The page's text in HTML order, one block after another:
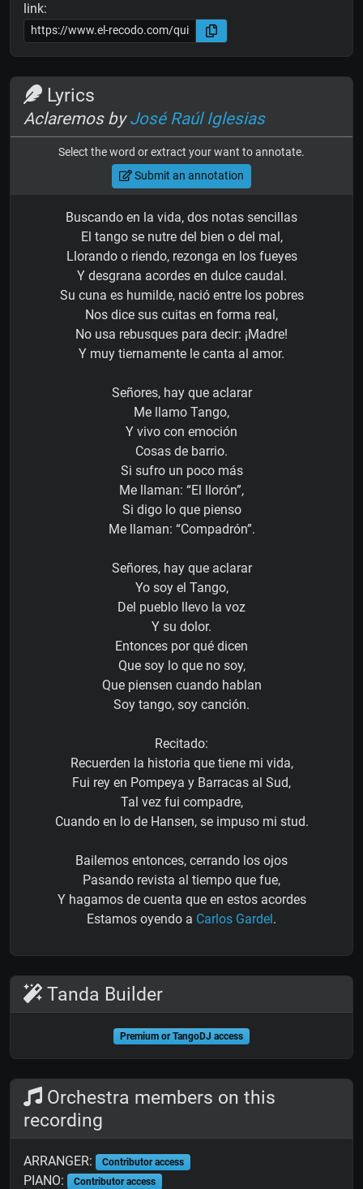
link:
Lyrics
Aclaremos byJosé Raúl Iglesias
Select the word or extract your want to annotate.
Submit an annotation
Buscando en la vida, dos notas sencillas
El tango se nutre del bien o del mal,
Llorando o riendo, rezonga en los fueyes
Y desgrana acordes en dulce caudal.
Su cuna es humilde, nació entre los pobres
Nos dice sus cuitas en forma real,
No usa rebusques para decir: ¡Madre!
Y muy tiernamente le canta al amor.
Señores, hay que aclarar
Me llamo Tango,
Y vivo con emoción
Cosas de barrio.
Si sufro un poco más
Me llaman: “El llorón”,
Si digo lo que pienso
Me llaman: “Compadrón”.
Señores, hay que aclarar
Yo soy el Tango,
Del pueblo llevo la voz
Y su dolor.
Entonces por qué dicen
Que soy lo que no soy,
Que piensen cuando hablan
Soy tango, soy canción.
Recitado:
Recuerden la historia que tiene mi vida,
Fui rey en Pompeya y Barracas al Sud,
Tal vez fui compadre,
Cuando en lo de Hansen, se impuso mi stud.
Bailemos entonces, cerrando los ojos
Pasando revista al tiempo que fue,
Y hagamos de cuenta que en estos acordes
Estamos oyendo a Carlos Gardel.
Tanda Builder
Premium or TangoDJ access
Orchestra members on this
recording
ARRANGER: Contributor access
PIANO: Contributor access